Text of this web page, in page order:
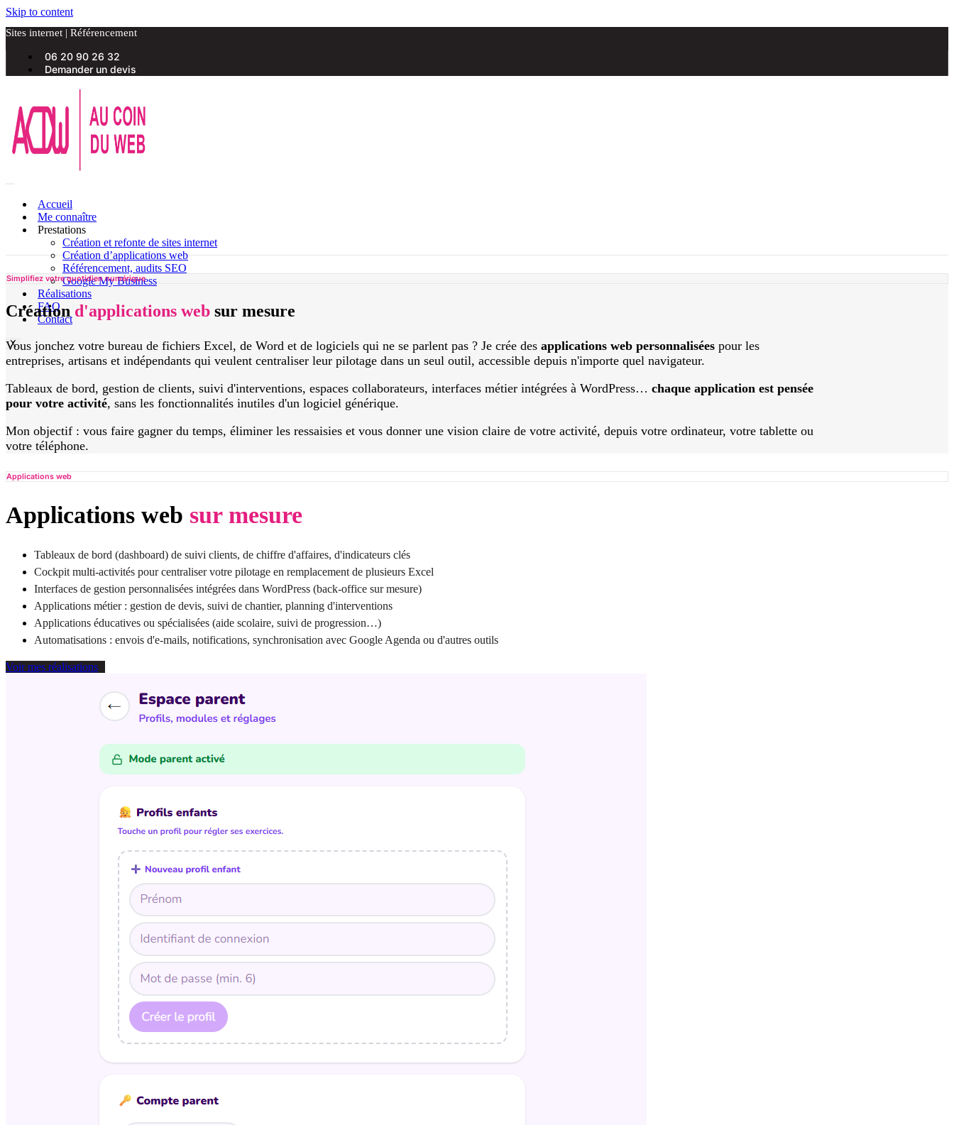
Skip to content
Sites internet | Référencement
06 20 90 26 32
Demander un devis
Accueil
Me connaître
Prestations
Création et refonte de sites internet
Création d’applications web
Référencement, audits SEO
Google My Business
Réalisations
FAQ
Contact
X
Simplifiez votre quotidien numérique
Créationd'applications web sur mesure
Vous jonchez votre bureau de fichiers Excel, de Word et de logiciels qui ne se parlent pas ? Je crée des applications web personnalisées pour les
entreprises, artisans et indépendants qui veulent centraliser leur pilotage dans un seul outil, accessible depuis n'importe quel navigateur.
Tableaux de bord, gestion de clients, suivi d'interventions, espaces collaborateurs, interfaces métier intégrées à WordPress… chaque application est pensée
pour votre activité, sans les fonctionnalités inutiles d'un logiciel générique.
Mon objectif : vous faire gagner du temps, éliminer les ressaisies et vous donner une vision claire de votre activité, depuis votre ordinateur, votre tablette ou
votre téléphone.
Applications web
Applications web sur mesure
Tableaux de bord (dashboard) de suivi clients, de chiffre d'affaires, d'indicateurs clés
Cockpit multi-activités pour centraliser votre pilotage en remplacement de plusieurs Excel
Interfaces de gestion personnalisées intégrées dans WordPress (back-office sur mesure)
Applications métier : gestion de devis, suivi de chantier, planning d'interventions
Applications éducatives ou spécialisées (aide scolaire, suivi de progression…)
Automatisations : envois d'e-mails, notifications, synchronisation avec Google Agenda ou d'autres outils
Voir mes réalisations